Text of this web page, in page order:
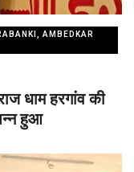
AMBEDKAR
धाम हरगांव की
हुआ